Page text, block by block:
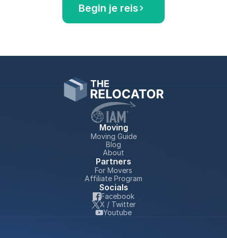
Begin je reis
Moving
Moving Guide
Blog
About
Partners
For Movers
Affiliate Program
Socials
Facebook
X / Twitter
Youtube